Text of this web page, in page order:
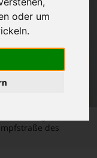
oder um
Bamberg, Mehr
des